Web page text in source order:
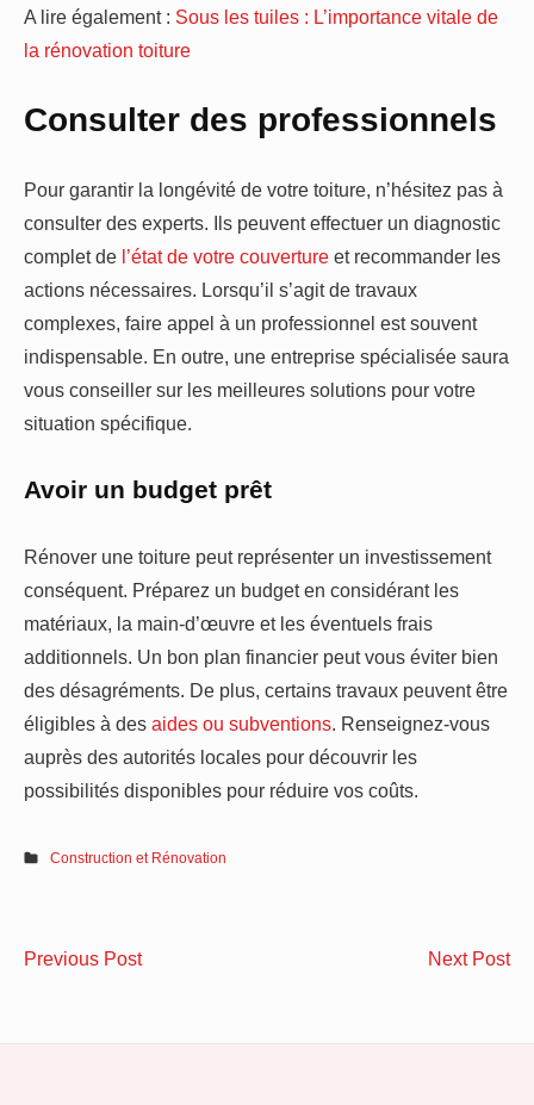
A lire également : Sous les tuiles : L’importance vitale de
la rénovation toiture
Consulter des professionnels
Pour garantir la longévité de votre toiture, n’hésitez pas à
consulter des experts. Ils peuvent effectuer un diagnostic
complet de l’état de votre couverture et recommander les
actions nécessaires. Lorsqu’il s’agit de travaux
complexes, faire appel à un professionnel est souvent
indispensable. En outre, une entreprise spécialisée saura
vous conseiller sur les meilleures solutions pour votre
situation spécifique.
Avoir un budget prêt
Rénover une toiture peut représenter un investissement
conséquent. Préparez un budget en considérant les
matériaux, la main-d’œuvre et les éventuels frais
additionnels. Un bon plan financier peut vous éviter bien
des désagréments. De plus, certains travaux peuvent être
éligibles à des aides ou subventions. Renseignez-vous
auprès des autorités locales pour découvrir les
possibilités disponibles pour réduire vos coûts.
Construction et Rénovation
Navigation
Previous PostConfier
Next Post